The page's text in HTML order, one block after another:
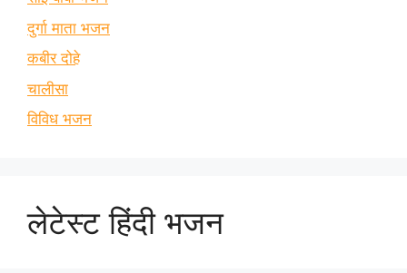
दुर्गा माता भजन
कबीर दोहे
चालीसा
विविध भजन
लेटेस्ट हिंदी भजन